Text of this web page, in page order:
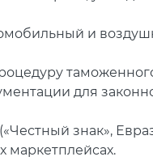
и
для
знак»,
маркетплейсах.